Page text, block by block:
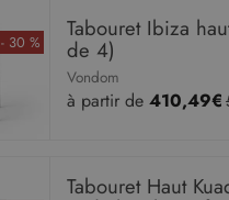
- 30 % Tabouret Ibiza
de 4)
Vondom
à partir de410,49€
Tabouret Haut